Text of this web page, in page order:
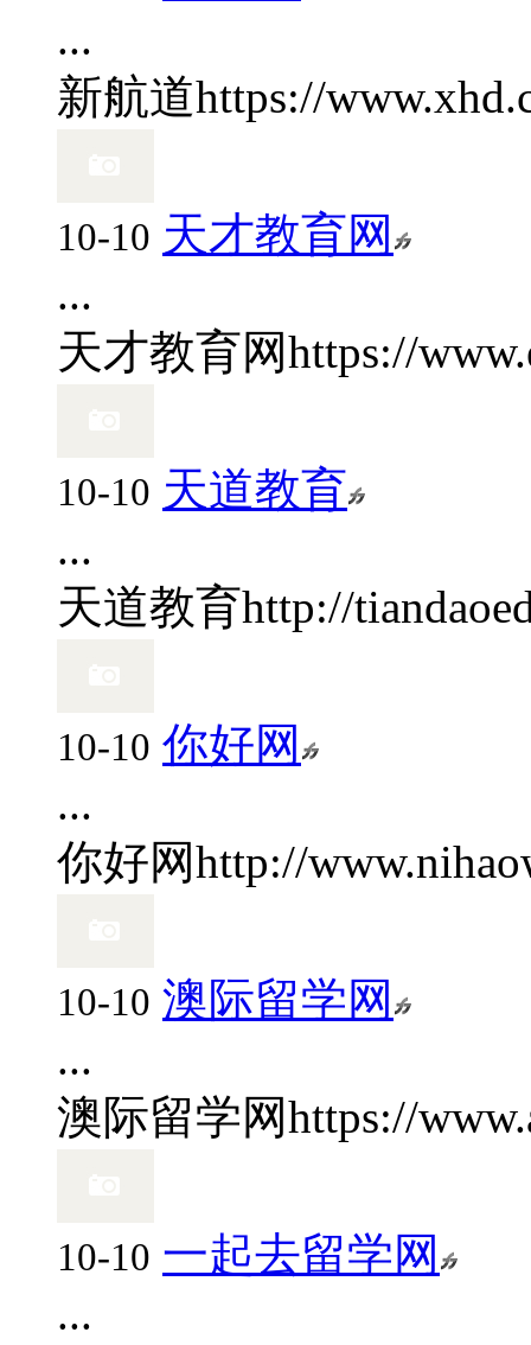
...
新航道https://
10-10 天才教育网
...
天才教育网https://
10-10 天道教育
...
天道教育http://
10-10 你好网
...
你好网http://
10-10 澳际留学网
...
澳际留学网https://
10-10 一起去留学网
...